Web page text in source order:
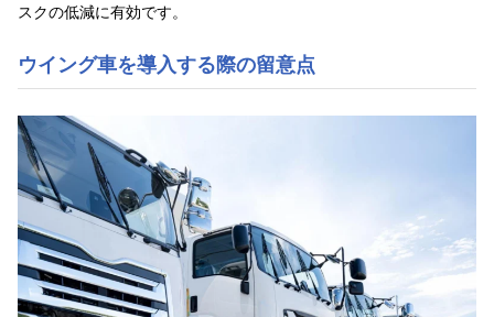
スクの低減に有効です。
ウイング車を導入する際の留意点